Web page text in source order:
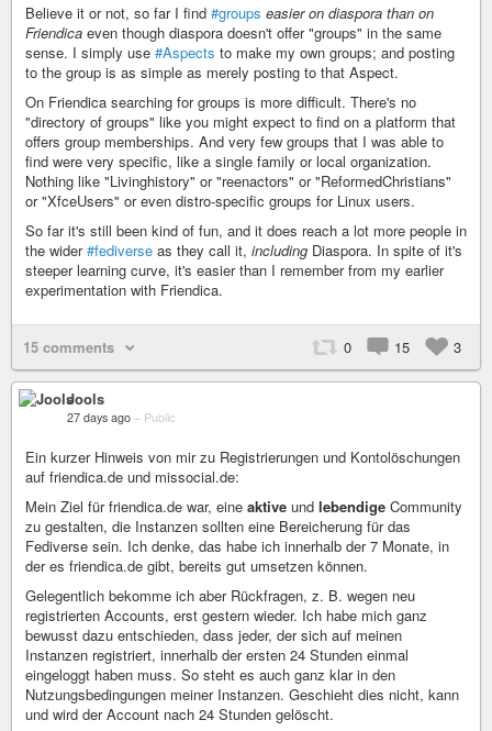
Believe it or not, so far I find #groups easier on diaspora than on
Friendica even though diaspora doesn't offer "groups" in the same
sense. I simply use #Aspects to make my own groups; and posting
to the group is as simple as merely posting to that Aspect.
On Friendica searching for groups is more difficult. There's no
"directory of groups" like you might expect to find on a platform that
offers group memberships. And very few groups that I was able to
find were very specific, like a single family or local organization.
Nothing like "Livinghistory" or "reenactors" or "ReformedChristians"
or "XfceUsers" or even distro-specific groups for Linux users.
So far it's still been kind of fun, and it does reach a lot more people in
the wider#fediverse as they call it, including Diaspora. In spite of it's
steeper learning curve, it's easier than I remember from my earlier
experimentation with Friendica.
15 comments 0 15 3
Jools
27 days ago – Public
Ein kurzer Hinweis von mir zu Registrierungen und Kontolöschungen
auf friendica.de und missocial.de:
Mein Ziel für friendica.de war, eine aktive und lebendige Community
zu gestalten, die Instanzen sollten eine Bereicherung für das
Fediverse sein. Ich denke, das habe ich innerhalb der 7 Monate, in
der es friendica.de gibt, bereits gut umsetzen können.
Gelegentlich bekomme ich aber Rückfragen, z. B. wegen neu
registrierten Accounts, erst gestern wieder. Ich habe mich ganz
bewusst dazu entschieden, dass jeder, der sich auf meinen
Instanzen registriert, innerhalb der ersten 24 Stunden einmal
eingeloggt haben muss. So steht es auch ganz klar in den
Nutzungsbedingungen meiner Instanzen. Geschieht dies nicht, kann
und wird der Account nach 24 Stunden gelöscht.